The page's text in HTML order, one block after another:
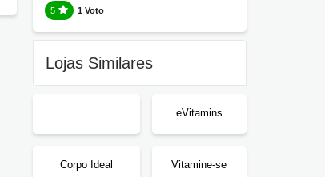
5 1 Voto
Lojas Similares
eVitamins
Corpo Ideal Vitamine-se